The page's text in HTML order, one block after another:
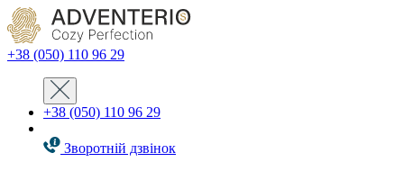
+38 (050) 110 96 29
+38 (050) 110 96 29
Зворотній дзвінок